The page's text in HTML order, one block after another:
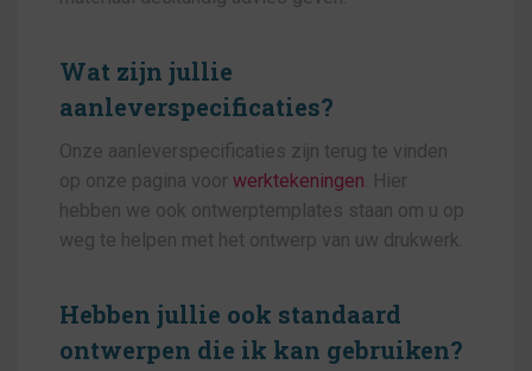
Wat zijn jullie
aanleverspecificaties?
Onze aanleverspecificaties zijn terug te vinden
op onze pagina voor werktekeningen. Hier
hebben we ook ontwerptemplates staan om u op
weg te helpen met het ontwerp van uw drukwerk.
Hebben jullie ook standaard
ontwerpen die ik kan gebruiken?